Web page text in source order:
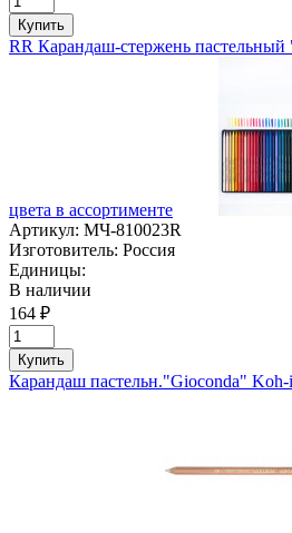
Купить
RR Карандаш-стержень
цвета в ассортименте
Артикул: МЧ-810023R
Изготовитель: Россия
Единицы:
В наличии
164 ₽
Купить
Карандаш пастельн."Gioconda"